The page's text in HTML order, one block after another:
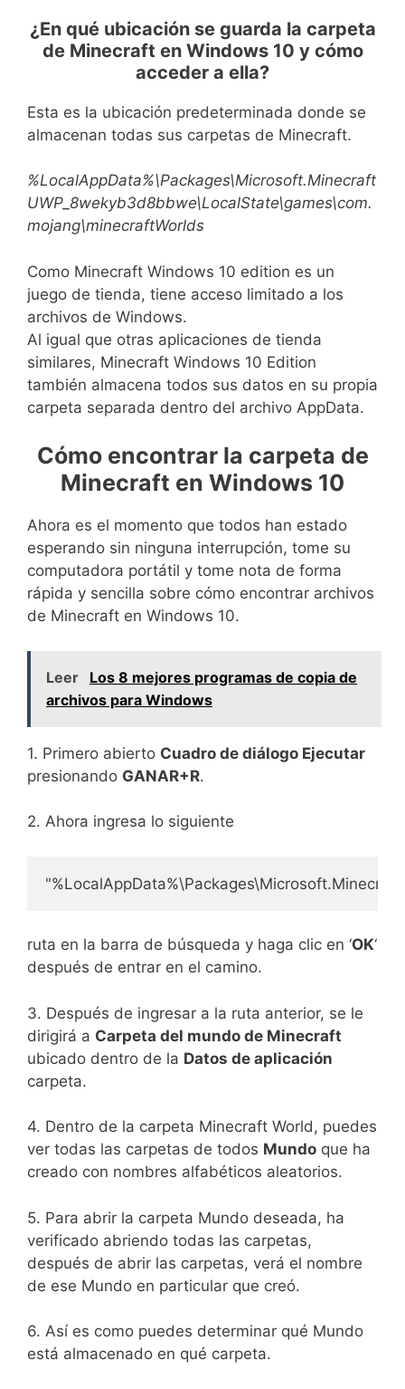
¿En qué ubicación se guarda la carpeta
de Minecraft en Windows 10 y cómo
acceder a ella?
Esta es la ubicación predeterminada donde se
almacenan todas sus carpetas de Minecraft.
%LocalAppData%\Packages\Microsoft.Minecraft
UWP_8wekyb3d8bbwe\LocalState\games\com.
mojang\minecraftWorlds
Como Minecraft Windows 10 edition es un
juego de tienda, tiene acceso limitado a los
archivos de Windows.
Al igual que otras aplicaciones de tienda
similares, Minecraft Windows 10 Edition
también almacena todos sus datos en su propia
carpeta separada dentro del archivo AppData.
Cómo encontrar la carpeta de
Minecraft en Windows 10
Ahora es el momento que todos han estado
esperando sin ninguna interrupción, tome su
computadora portátil y tome nota de forma
rápida y sencilla sobre cómo encontrar archivos
de Minecraft en Windows 10.
Leer
Los 8 mejores programas de copia de
archivos para Windows
1. Primero abierto Cuadro de diálogo Ejecutar
presionando GANAR+R.
2. Ahora ingresa lo siguiente
ruta en la barra de búsqueda y haga clic en ‘OK‘
después de entrar en el camino.
3. Después de ingresar a la ruta anterior, se le
dirigirá a Carpeta del mundo de Minecraft
ubicado dentro de la Datos de aplicación
carpeta.
4. Dentro de la carpeta Minecraft World, puedes
ver todas las carpetas de todos Mundo que ha
creado con nombres alfabéticos aleatorios.
5. Para abrir la carpeta Mundo deseada, ha
verificado abriendo todas las carpetas,
después de abrir las carpetas, verá el nombre
de ese Mundo en particular que creó.
6. Así es como puedes determinar qué Mundo
está almacenado en qué carpeta.